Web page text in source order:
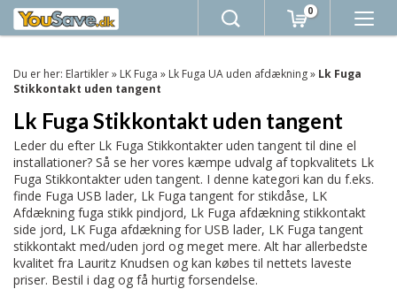
0
Du er her: Elartikler» LK Fuga » Lk Fuga UA uden afdækning» Lk Fuga
Stikkontakt uden tangent
Lk Fuga Stikkontakt uden tangent
Leder du efter Lk Fuga Stikkontakter uden tangent til dine el
installationer? Så se her vores kæmpe udvalg af topkvalitets Lk
Fuga Stikkontakter uden tangent. I denne kategori kan du f.eks.
finde Fuga USB lader, Lk Fuga tangent for stikdåse, LK
Afdækning fuga stikk pindjord, Lk Fuga afdækning stikkontakt
side jord, LK Fuga afdækning for USB lader, LK Fuga tangent
stikkontakt med/uden jord og meget mere. Alt har allerbedste
kvalitet fra Lauritz Knudsen og kan købes til nettets laveste
priser. Bestil i dag og få hurtig forsendelse.